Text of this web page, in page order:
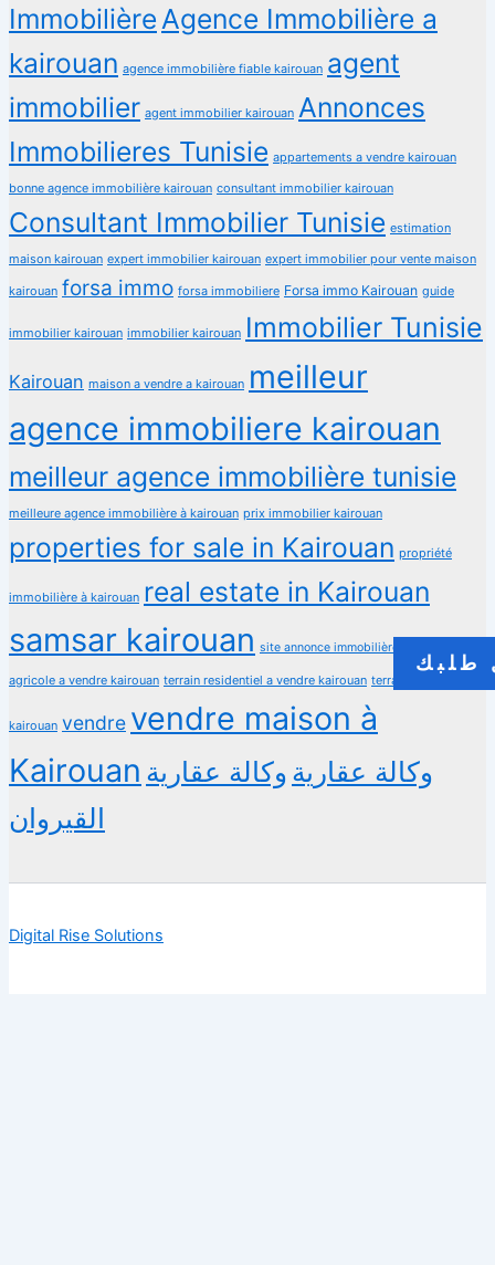
طلبك
Immobilière Agence Immobilière a
kairouan agence immobilière fiable kairouan agent
immobilier agent immobilier kairouan Annonces
Immobilieres Tunisie appartements a vendre kairouan
bonne agence immobilière kairouan consultant immobilier kairouan
Consultant Immobilier Tunisie estimation
maison kairouan expert immobilier kairouan expert immobilier pour vente maison
kairouan forsa immo forsa immobiliere Forsa immo Kairouan guide
immobilier kairouan immobilier kairouan Immobilier Tunisie
Kairouan maison a vendre a kairouan meilleur
agence immobiliere kairouan
meilleur agence immobilière tunisie
meilleure agence immobilière à kairouan prix immobilier kairouan
properties for sale in Kairouan propriété
immobilière à kairouan real estate in Kairouan
samsar kairouan site annonce immobilière
agricole a vendre kairouan terrain residentiel a vendre kairouan terrain à vendre
kairouan vendre vendre maison à
Kairouan
وكالة عقارية وكالة عقارية
القيروان
Digital Rise Solutions